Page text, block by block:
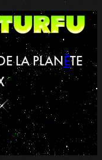
LA PLANÈTE